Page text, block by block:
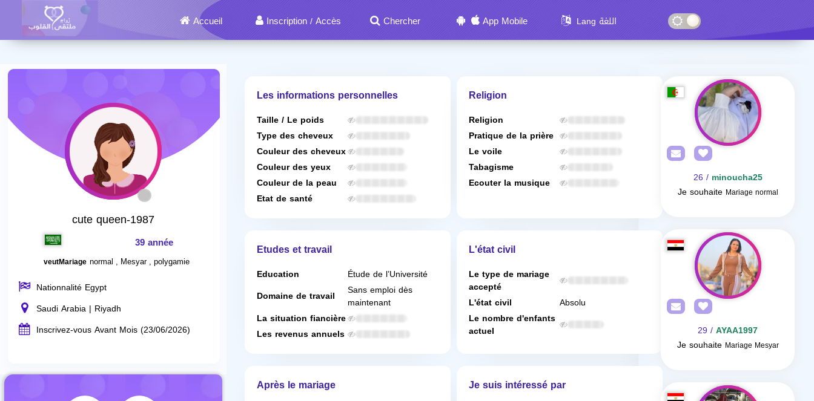
Accueil Inscription / Accès Chercher App Mobile Lang اللغة
cute queen-1987
39 année
veutMariage normal , Mesyar , polygamie
Nationnalité Egypt
Saudi Arabia | Riyadh
Inscrivez-vous Avant Mois (23/06/2026)
Les informations personnelles
Taille / Le poids
Type des cheveux
Couleur des cheveux
Couleur des yeux
Couleur de la peau
Etat de santé
Religion
Religion
Pratique de la prière
Le voile
Tabagisme
Ecouter la musique
Etudes et travail
Education
Étude de l’Université
Domaine de travail
Sans emploi dès
maintenant
La situation fiancière
Les revenus annuels
L'état civil
Le type de mariage
accepté
L'état civil
Absolu
Le nombre d'enfants
actuel
Après le mariage Je suis intéressé par
minoucha25
/ 26
Je souhaite Mariage normal
AYAA1997
/ 29
Je souhaite Mariage Mesyar